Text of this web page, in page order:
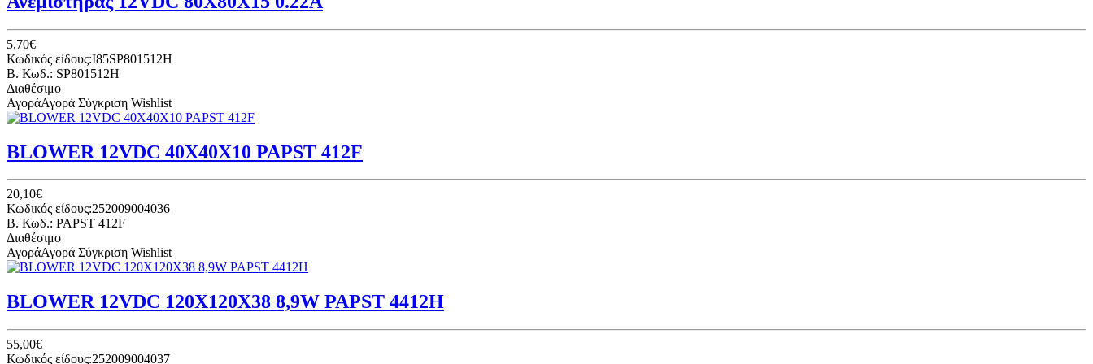
5,70€
Κωδικός είδους:I85SP801512H
B. Κωδ.: SP801512H
Διαθέσιμο
ΑγοράΑγορά Σύγκριση Wishlist
BLOWER 12VDC 40X40X10 PAPST 412F
20,10€
Κωδικός είδους:252009004036
B. Κωδ.: PAPST 412F
Διαθέσιμο
ΑγοράΑγορά Σύγκριση Wishlist
BLOWER 12VDC 120Χ120Χ38 8,9W PAPST 4412Η
55,00€
Κωδικός είδους:252009004037